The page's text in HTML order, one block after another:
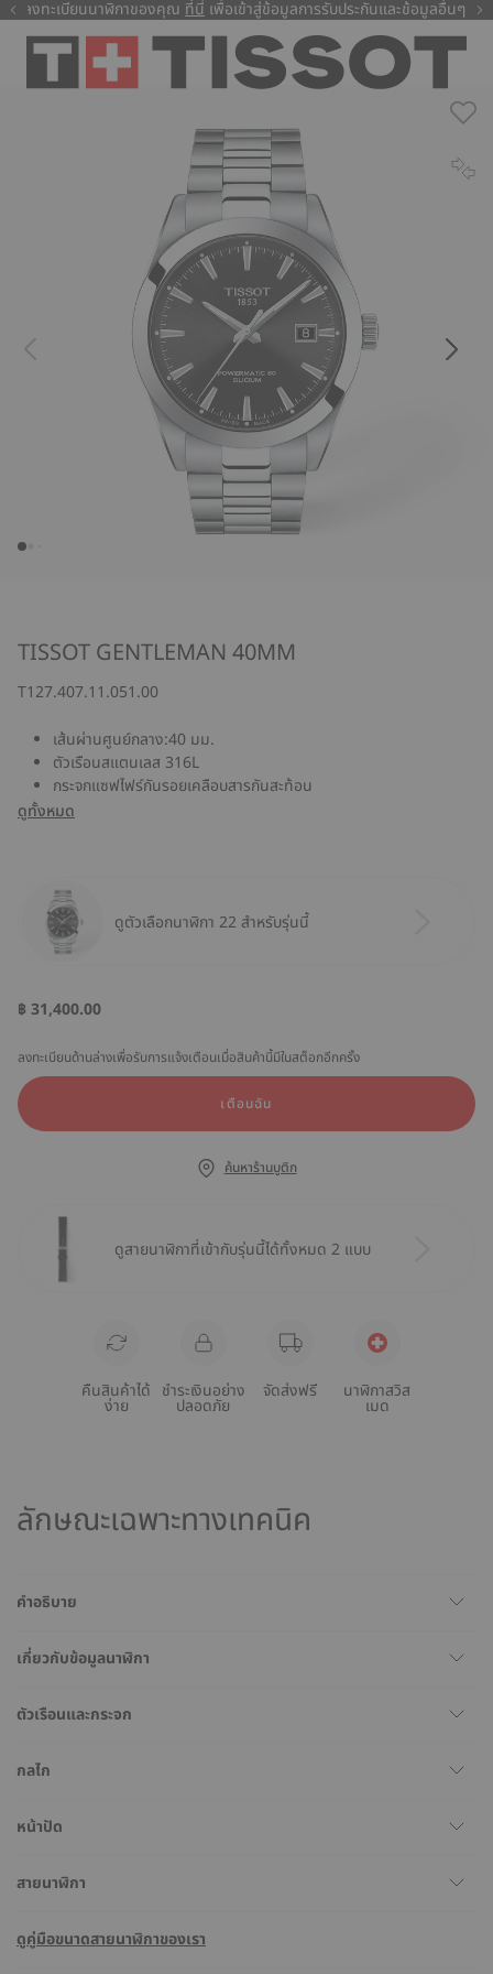
ลงทะเบียนนาฬิกาของคุณ ที่นี่ เพื่อเข้าสู่ข้อมูลการรับประกันและข้อมูลอื่นๆ
ที่นี่
TISSOT GENTLEMAN 40MM
T127.407.11.051.00
เส้นผ่านศูนย์กลาง:40 มม.
ตัวเรือนสแตนเลส 316L
กระจกแซฟไฟร์กันรอยเคลือบสารกันสะท้อน
ดูทั้งหมด
ดูตัวเลือกนาฬิกา 22 สำหรับรุ่นนี้
฿ 31,400.00
ลงทะเบียนด้านล่างเพื่อรับการแจ้งเตือนเมื่อสินค้านี้มีในสต็อกอีกครั้ง
เตือนฉัน
ค้นหาร้านบูติก
ดูสายนาฬิกาที่เข้ากับรุ่นนี้ได้ทั้งหมด 2 แบบ
คืนสินค้าได้
ง่าย
ชำระเงินอย่าง
ปลอดภัย
จัดส่งฟรี นาฬิกาสวิส
เมด
ลักษณะเฉพาะทางเทคนิค
คำอธิบาย
เกี่ยวกับข้อมูลนาฬิกา
ตัวเรือนและกระจก
กลไก
หน้าปัด
สายนาฬิกา
ดูคู่มือขนาดสายนาฬิกาของเรา